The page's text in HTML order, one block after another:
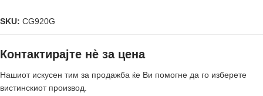
SKU: CG920G
Контактирајте нè за цена
Нашиот искусен тим за продажба ќе Ви помогне да го изберете
вистинскиот производ.